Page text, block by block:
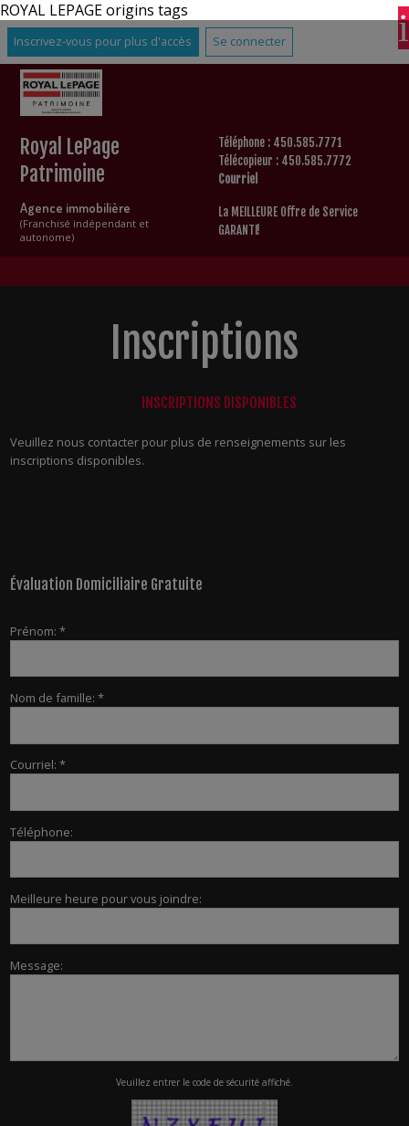
ROYAL LEPAGE origins tags
Inscrivez-vous pour plus d'accès Se connecter
Royal LePage
Patrimoine
Agence immobilière
(Franchisé indépendant et
autonome)
Téléphone : 450.585.7771
Télécopieur : 450.585.7772
Courriel
La MEILLEURE Offre de Service
GARANTI!
Inscriptions
INSCRIPTIONS DISPONIBLES
Veuillez nous contacter pour plus de renseignements sur les
inscriptions disponibles.
Évaluation Domiciliaire Gratuite
Prénom: *
Nom de famille: *
Courriel: *
Téléphone:
Meilleure heure pour vous joindre:
Message:
Veuillez entrer le code de sécurité affiché.